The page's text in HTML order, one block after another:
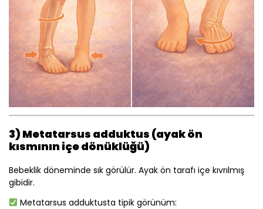
3) Metatarsus adduktus (ayak ön
kısmının içe dönüklüğü)
Bebeklik döneminde sık görülür. Ayak ön tarafı içe kıvrılmış
gibidir.
Metatarsus adduktusta tipik görünüm: